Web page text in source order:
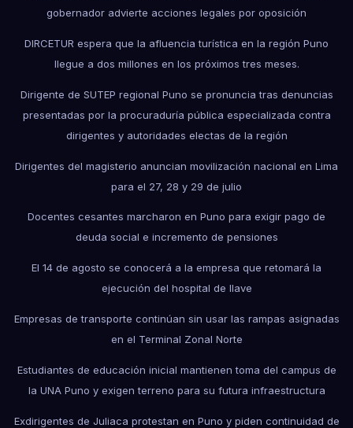
gobernador advierte acciones legales por oposición
DIRCETUR espera que la afluencia turística en la región Puno
llegue a dos millones en los próximos tres meses.
Dirigente de SUTEP regional Puno se pronuncia tras denuncias
presentadas por la procuraduría pública especializada contra
dirigentes y autoridades electas de la región
Dirigentes del magisterio anuncian movilización nacional en Lima
para el 27, 28 y 29 de julio
Docentes cesantes marcharon en Puno para exigir pago de
deuda social e incremento de pensiones
El 14 de agosto se conocerá a la empresa que retomará la
ejecución del hospital de Ilave
Empresas de transporte continúan sin usar las rampas asignadas
en el Terminal Zonal Norte
Estudiantes de educación inicial mantienen toma del campus de
la UNA Puno y exigen terreno para su futura infraestructura
Exdirigentes de Juliaca protestan en Puno y piden continuidad de